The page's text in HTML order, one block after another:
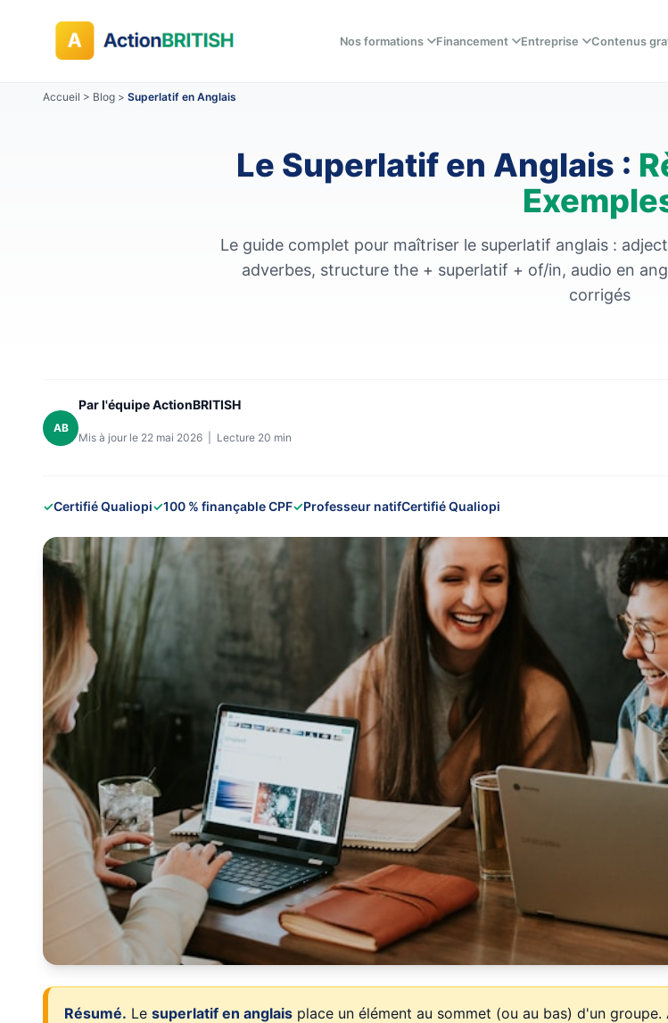
Nos formations Financement Entreprise Contenus
Accueil > Blog > Superlatif en Anglais
Le Superlatif en Anglais :
Le guide complet pour maîtriser le superlatif anglais :
adverbes, structure the + superlatif + of/in, audio en
corrigés
AB
Par l'équipe ActionBRITISH
Mis à jour le 22 mai 2026 | Lecture 20 min
✓Certifié Qualiopi✓100 % finançable CPF✓Professeur natifCertifié Qualiopi
Résumé. Le superlatif en anglais place un élément au sommet (ou au bas) d'un